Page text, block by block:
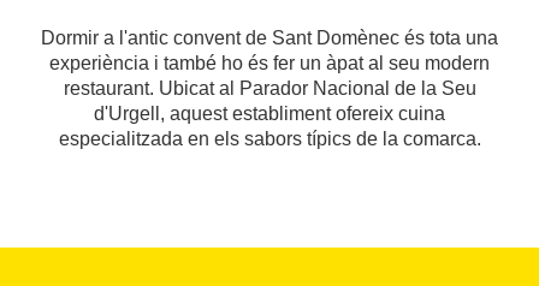
Dormir a l'antic convent de Sant Domènec és tota una
experiència i també ho és fer un àpat al seu modern
restaurant. Ubicat al Parador Nacional de la Seu
d'Urgell, aquest establiment ofereix cuina
especialitzada en els sabors típics de la comarca.